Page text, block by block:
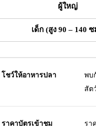
ผู้ใหญ่
เด็ก (สูง 90 – 140
โชว์ให้อาหารปลา
พบ
สัต
ราคาบัตรเข้าชม รา